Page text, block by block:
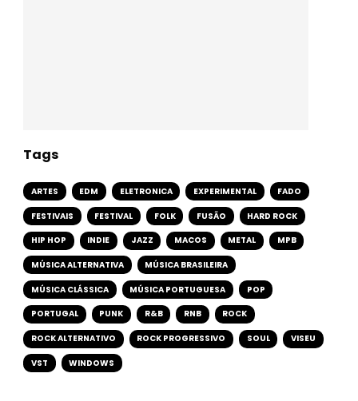
Tags
ARTES EDM ELETRONICA EXPERIMENTAL FADO
FESTIVAIS FESTIVAL FOLK FUSÃO HARD ROCK
HIP HOP INDIE JAZZ MACOS METAL MPB
MÚSICA ALTERNATIVA MÚSICA BRASILEIRA
MÚSICA CLÁSSICA MÚSICA PORTUGUESA POP
PORTUGAL PUNK R&B RNB ROCK
ROCK ALTERNATIVO ROCK PROGRESSIVO SOUL VISEU
VST WINDOWS